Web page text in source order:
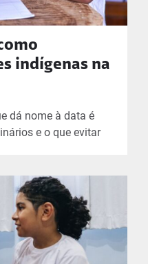
indígenas na
dá nome à data é
e o que evitar